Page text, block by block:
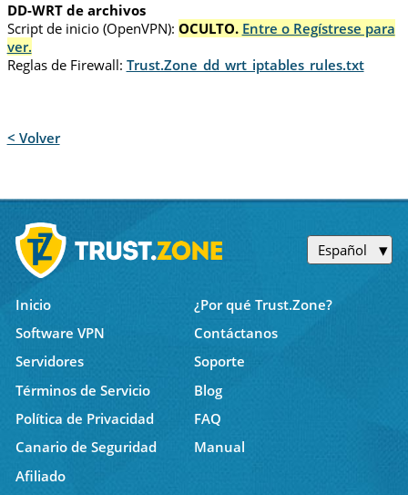
DD-WRT de archivos
Script de inicio (OpenVPN): OCULTO. Entre o Regístrese para
ver.
Reglas de Firewall: Trust.Zone_dd_wrt_iptables_rules.txt
< Volver
Español
Inicio
¿Por qué Trust.Zone?
Software VPN
Contáctanos
Servidores
Soporte
Términos de Servicio
Blog
Política de Privacidad
FAQ
Canario de Seguridad
Manual
Afiliado